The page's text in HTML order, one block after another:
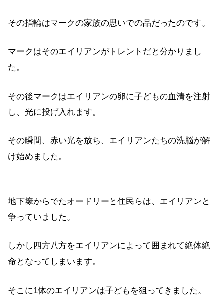
その指輪はマークの家族の思いでの品だったのです。
マークはそのエイリアンがトレントだと分かりまし
た。
その後マークはエイリアンの卵に子どもの血清を注射
し、光に投げ入れます。
その瞬間、赤い光を放ち、エイリアンたちの洗脳が解
け始めました。
地下壕からでたオードリーと住民らは、エイリアンと
争っていました。
しかし四方八方をエイリアンによって囲まれて絶体絶
命となってしまいます。
そこに1体のエイリアンは子どもを狙ってきました。